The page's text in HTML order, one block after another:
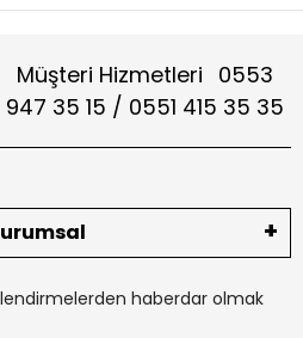
Müşteri Hizmetleri 0553
947 35 15 / 0551 415 35 35
haberdar olmak